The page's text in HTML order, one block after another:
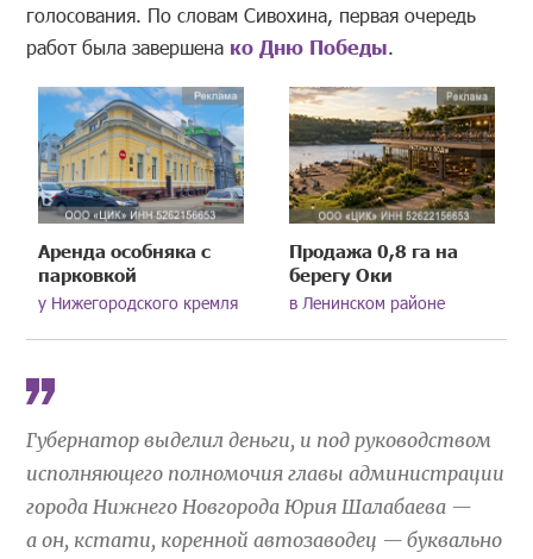
голосования. По словам Сивохина, первая очередь
работ была завершена ко Дню Победы.
Аренда особняка с
парковкой
у Нижегородского кремля
Продажа 0,8 га на
берегу Оки
в Ленинском районе
Губернатор выделил деньги, и под руководством
исполняющего полномочия главы администрации
города Нижнего Новгорода Юрия Шалабаева —
а он, кстати, коренной автозаводец — буквально